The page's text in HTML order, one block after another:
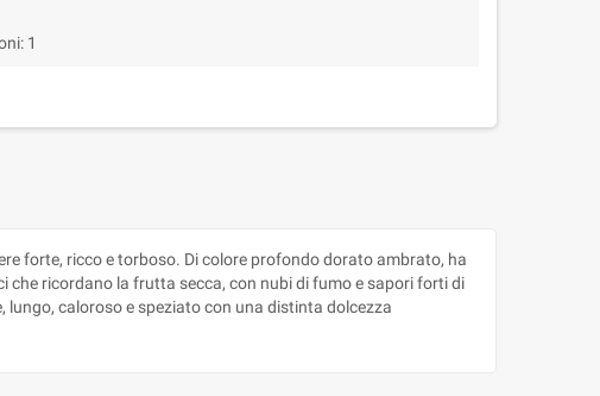
1
forte, ricco e torboso. Di colore profondo dorato ambrato, ha
che ricordano la frutta secca, con nubi di fumo e sapori forti di
caloroso e speziato con una distinta dolcezza